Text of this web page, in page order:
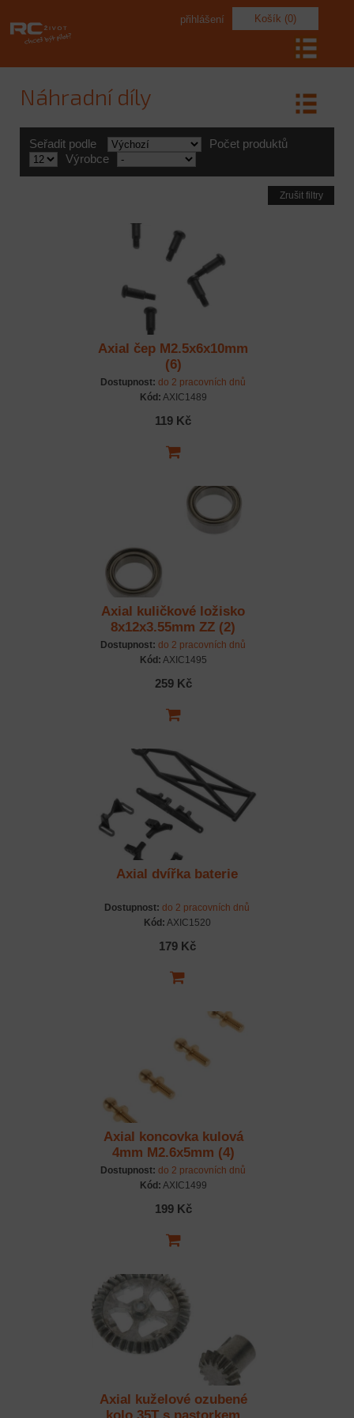
Košík (0)
přihlášení
Náhradní díly
Seřadit podle
Počet produktů
Výrobce
Zrušit filtry
Axial čep M2.5x6x10mm
(6)
Dostupnost: do 2 pracovních dnů
Kód: AXIC1489
119 Kč
Axial kuličkové ložisko
8x12x3.55mm ZZ (2)
Dostupnost: do 2 pracovních dnů
Kód: AXIC1495
259 Kč
Axial dvířka baterie
Dostupnost: do 2 pracovních dnů
Kód: AXIC1520
179 Kč
Axial koncovka kulová
4mm M2.6x5mm (4)
Dostupnost: do 2 pracovních dnů
Kód: AXIC1499
199 Kč
Axial kuželové ozubené